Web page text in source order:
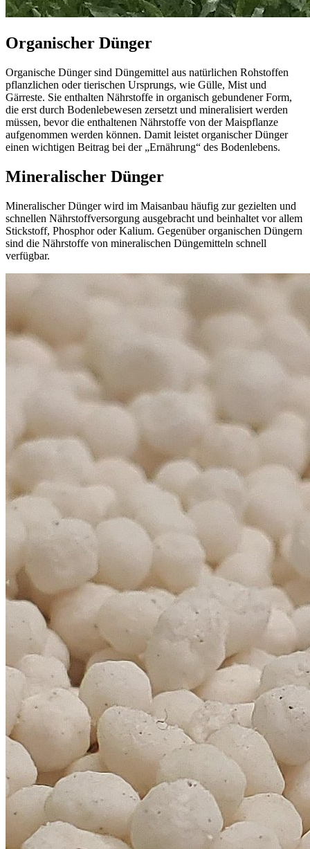
Organischer Dünger
Organische Dünger sind Düngemittel aus natürlichen Rohstoffen
pflanzlichen oder tierischen Ursprungs, wie Gülle, Mist und
Gärreste. Sie enthalten Nährstoffe in organisch gebundener Form,
die erst durch Bodenlebewesen zersetzt und mineralisiert werden
müssen, bevor die enthaltenen Nährstoffe von der Maispflanze
aufgenommen werden können. Damit leistet organischer Dünger
einen wichtigen Beitrag bei der „Ernährung“ des Bodenlebens.
Mineralischer Dünger
Mineralischer Dünger wird im Maisanbau häufig zur gezielten und
schnellen Nährstoffversorgung ausgebracht und beinhaltet vor allem
Stickstoff, Phosphor oder Kalium. Gegenüber organischen Düngern
sind die Nährstoffe von mineralischen Düngemitteln schnell
verfügbar.